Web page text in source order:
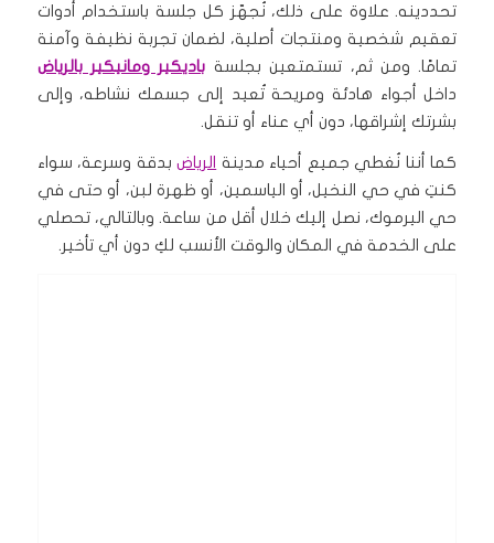
تحددينه. علاوة على ذلك، نُجهّز كل جلسة باستخدام أدوات
تعقيم شخصية ومنتجات أصلية، لضمان تجربة نظيفة وآمنة
تمامًا. ومن ثم، تستمتعين بجلسة باديكير ومانيكير بالرياض
داخل أجواء هادئة ومريحة تُعيد إلى جسمك نشاطه، وإلى
بشرتك إشراقها، دون أي عناء أو تنقل.
كما أننا نُغطي جميع أحياء مدينة الرياضبدقة وسرعة، سواء
كنتِ في حي النخيل، أو الياسمين، أو ظهرة لبن، أو حتى في
حي اليرموك، نصل إليك خلال أقل من ساعة. وبالتالي، تحصلي
على الخدمة في المكان والوقت الأنسب لكِ دون أي تأخير.